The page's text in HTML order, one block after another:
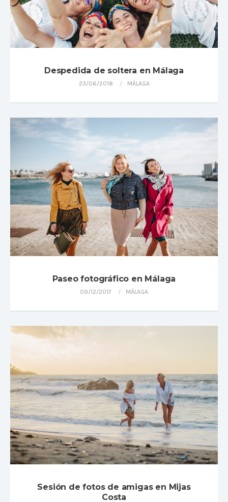
Despedida de soltera en Málaga
23/06/2018 MÁLAGA
Paseo fotográfico en Málaga
09/12/2017 MÁLAGA
Sesión de fotos de amigas en Mijas
Costa